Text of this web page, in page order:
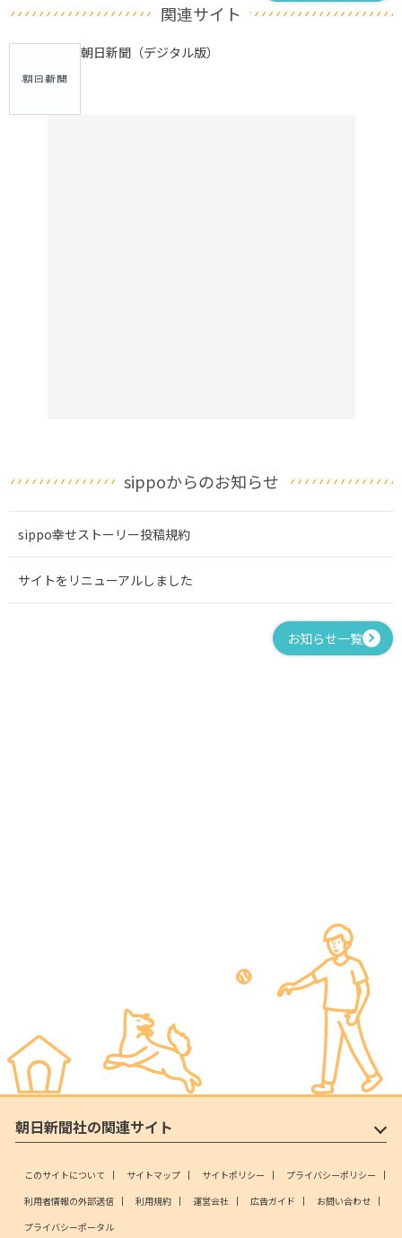
関連サイト
朝日新聞（デジタル版）
sippoからのお知らせ
sippo幸せストーリー投稿規約
サイトをリニューアルしました
お知らせ一覧
朝日新聞社の関連サイト
このサイトについて サイトマップ サイトポリシー
プライバシーポリシー
利用者情報の外部送信
利用規約 運営会社 広告ガイド
お問い合わせ
プライバシーポータル